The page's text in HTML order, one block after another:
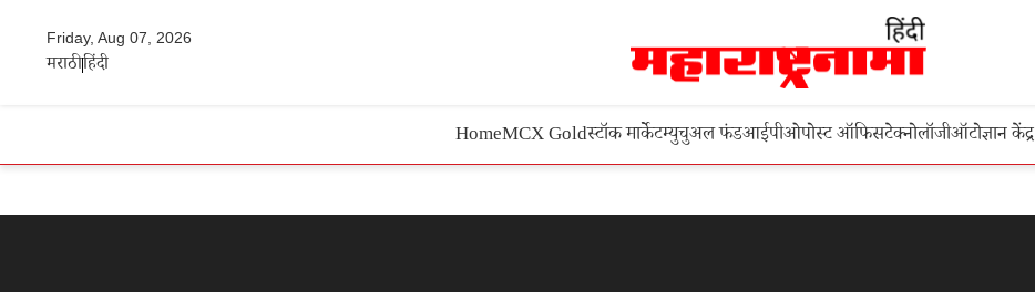
Friday, Aug 07, 2026
मराठीहिंदी
HomeMCX Goldस्टॉक मार्केटम्युचुअल फंडआईपीओपोस्ट ऑफिसटेक्नोलॉजीऑटोज्ञान केंद्र